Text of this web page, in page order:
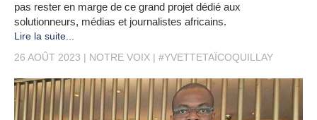
pas rester en marge de ce grand projet dédié aux
solutionneurs, médias et journalistes africains.
Lire la suite...
26 AOÛT 2023
NOTRE VOIX #YVETTETAÏCOQUILLAY